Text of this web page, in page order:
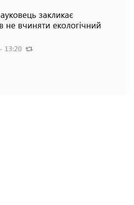
закликає
не вчиняти екологічний
13:20